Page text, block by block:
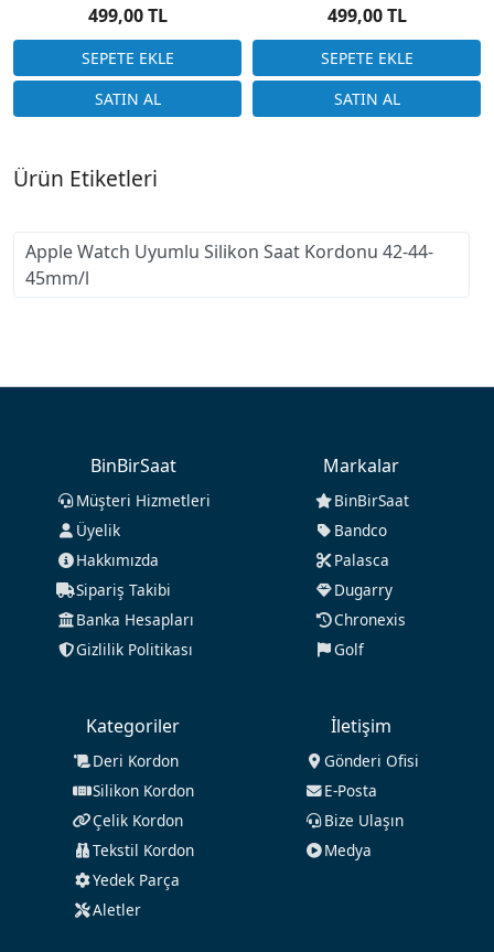
499,00 TL
APL34M-01
499,00 TL
Ürün Etiketleri
Apple Watch Uyumlu Silikon Saat Kordonu 42-44-
45mm/l
BinBirSaat
Müşteri Hizmetleri
Üyelik
Hakkımızda
Sipariş Takibi
Banka Hesapları
Gizlilik Politikası
Markalar
BinBirSaat
Bandco
Palasca
Dugarry
Chronexis
Golf
Kategoriler
Deri Kordon
Silikon Kordon
Çelik Kordon
Tekstil Kordon
Yedek Parça
Aletler
İletişim
Gönderi Ofisi
E-Posta
Bize Ulaşın
Medya